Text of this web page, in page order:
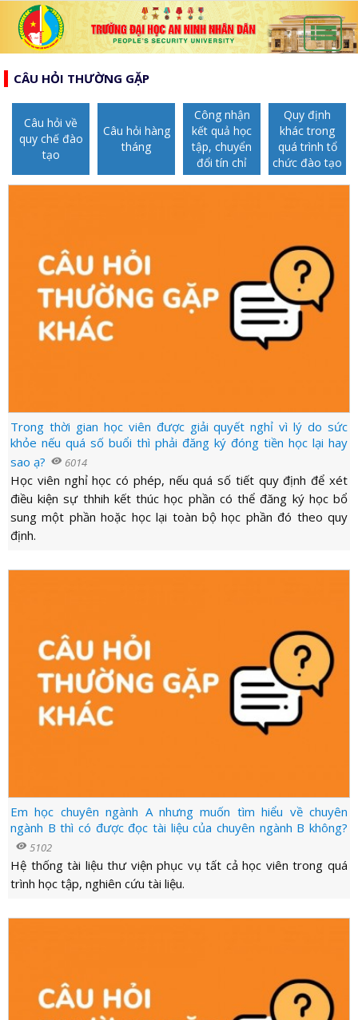
list
search
TRANG
GIỚI
THIỆU
HƯỚNG
TỚI
HĐND
TẠP
NINH
NHÂN
NGHIÊN
KHOA
DỰNG
VIDEO
HỆ
CÂU HỎI THƯỜNG GẶP
Câu hỏi về
quy chế đào
tạo
Câu hỏi hàng
tháng
Công nhận
kết quả học
tập, chuyển
đổi tín chỉ
Quy định
khác trong
quá trình tổ
chức đào tạo
Trong thời gian học viên được giải quyết nghỉ vì lý do sức
khỏe nếu quá số buổi thì phải đăng ký đóng tiền học lại hay
sao ạ? visibility 6014
Học viên nghỉ học có phép, nếu quá số tiết quy định để xét
điều kiện sự thhih kết thúc học phần có thể đăng ký học bổ
sung một phần hoặc học lại toàn bộ học phần đó theo quy
định.
Em học chuyên ngành A nhưng muốn tìm hiểu về chuyên
ngành B thì có được đọc tài liệu của chuyên ngành B không?
visibility 5102
Hệ thống tài liệu thư viện phục vụ tất cả học viên trong quá
trình học tập, nghiên cứu tài liệu.